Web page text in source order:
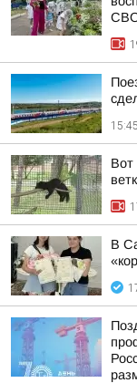
15:45
Вот
В